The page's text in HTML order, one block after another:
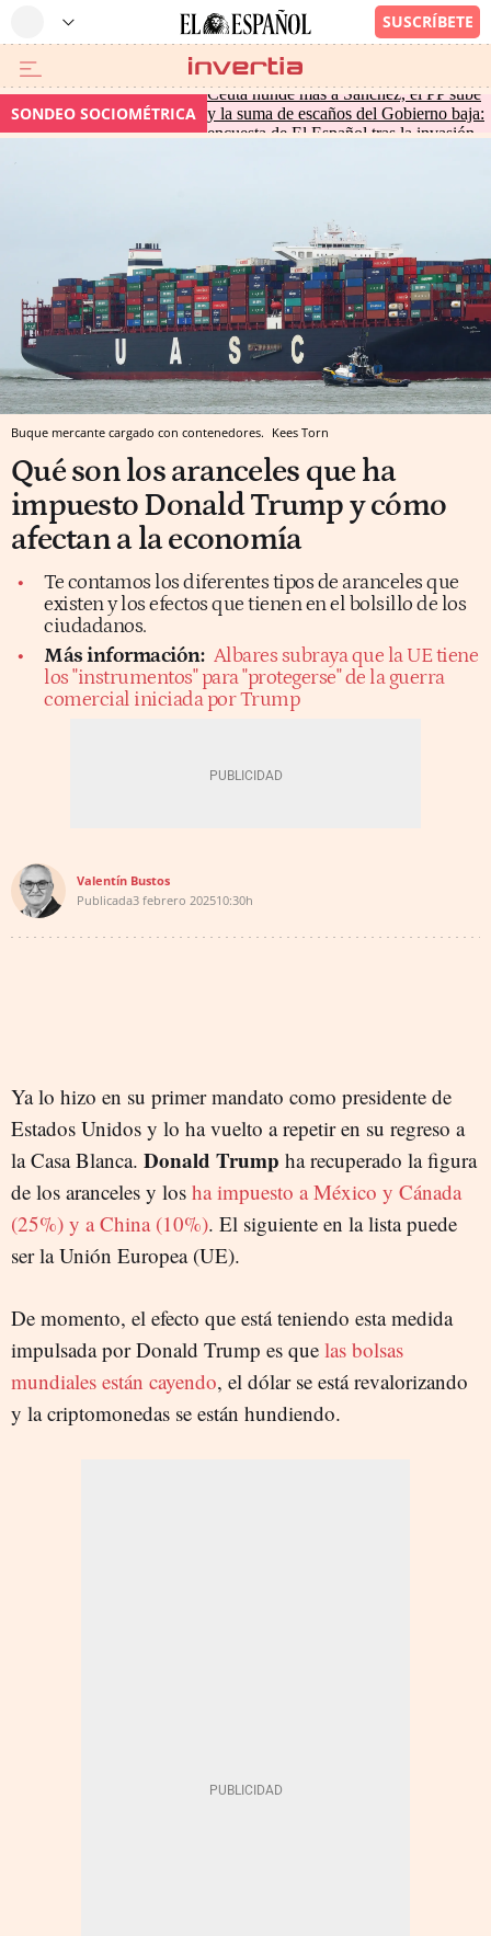
SONDEO SOCIOMÉTRICA
Ceuta hunde más a Sánchez, el PP sube
y la suma de escaños del Gobierno baja:
encuesta de El Español tras la invasión
Buque mercante cargado con contenedores. Kees Torn
Qué son los aranceles que ha
impuesto Donald Trump y cómo
afectan a la economía
Te contamos los diferentes tipos de aranceles que
existen y los efectos que tienen en el bolsillo de los
ciudadanos.
Más información: Albares subraya que la UE tiene
los "instrumentos" para "protegerse" de la guerra
comercial iniciada por Trump
Valentín Bustos
Publicada3 febrero 202510:30h
Ya lo hizo en su primer mandato como presidente de
Estados Unidos y lo ha vuelto a repetir en su regreso a
la Casa Blanca. Donald Trump ha recuperado la figura
de los aranceles y los ha impuesto a México y Cánada
(25%) y a China (10%). El siguiente en la lista puede
ser la Unión Europea (UE).
De momento, el efecto que está teniendo esta medida
impulsada por Donald Trump es que las bolsas
mundiales están cayendo, el dólar se está revalorizando
y la criptomonedas se están hundiendo.